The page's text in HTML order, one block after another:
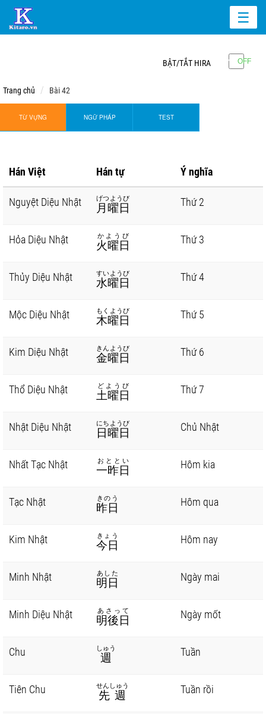
☰
BẬT/TẮT HIRA
Trang chủ Bài 42
TỪ VỰNG NGỮ PHÁP TEST
Hán Việt Hán tự Ý nghĩa
Nguyệt Diệu Nhật 月曜日
げつようび Thứ 2
Hỏa Diệu Nhật 火曜日
かようび Thứ 3
Thủy Diệu Nhật 水曜日
すいようび Thứ 4
Mộc Diệu Nhật 木曜日
もくようび Thứ 5
Kim Diệu Nhật 金曜日
きんようび Thứ 6
Thổ Diệu Nhật 土曜日
どようび Thứ 7
Nhật Diệu Nhật 日曜日
にちようび Chủ Nhật
Nhất Tạc Nhật 一昨日
おととい Hôm kia
Tạc Nhật 昨日
きのう Hôm qua
Kim Nhật 今日
きょう Hôm nay
Minh Nhật 明日
あした Ngày mai
Minh Diệu Nhật 明後日
あさって Ngày mốt
Chu 週
しゅう Tuần
Tiên Chu 先週
せんしゅう Tuần rồi